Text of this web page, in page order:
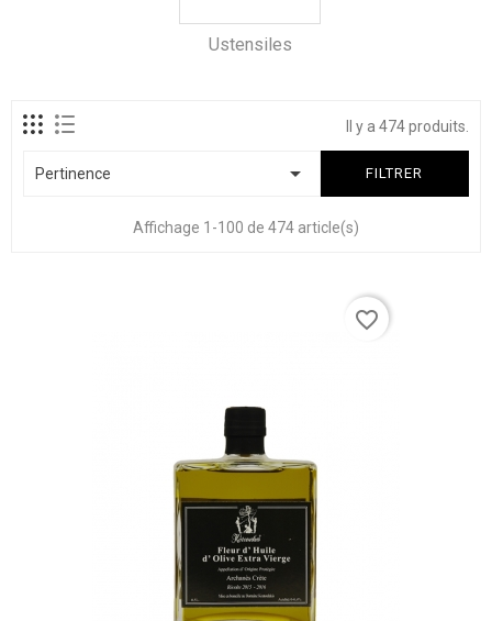
Ustensiles
Il y a 474 produits.
Pertinence  FILTRER
Affichage 1-100 de 474 article(s)
favorite_border